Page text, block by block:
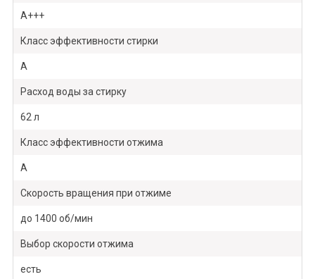
A+++
Класс эффективности стирки
A
Расход воды за стирку
62 л
Класс эффективности отжима
A
Скорость вращения при отжиме
до 1400 об/мин
Выбор скорости отжима
есть